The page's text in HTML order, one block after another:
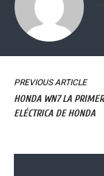
PREVIOUS ARTICLE
HONDA WN7 LA
ELÉCTRICA DE HONDA